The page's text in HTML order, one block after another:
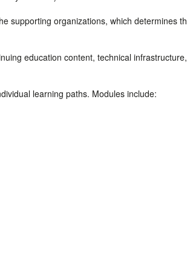
supporting organizations, which determines
education content, technical infrastructure,
learning paths. Modules include: